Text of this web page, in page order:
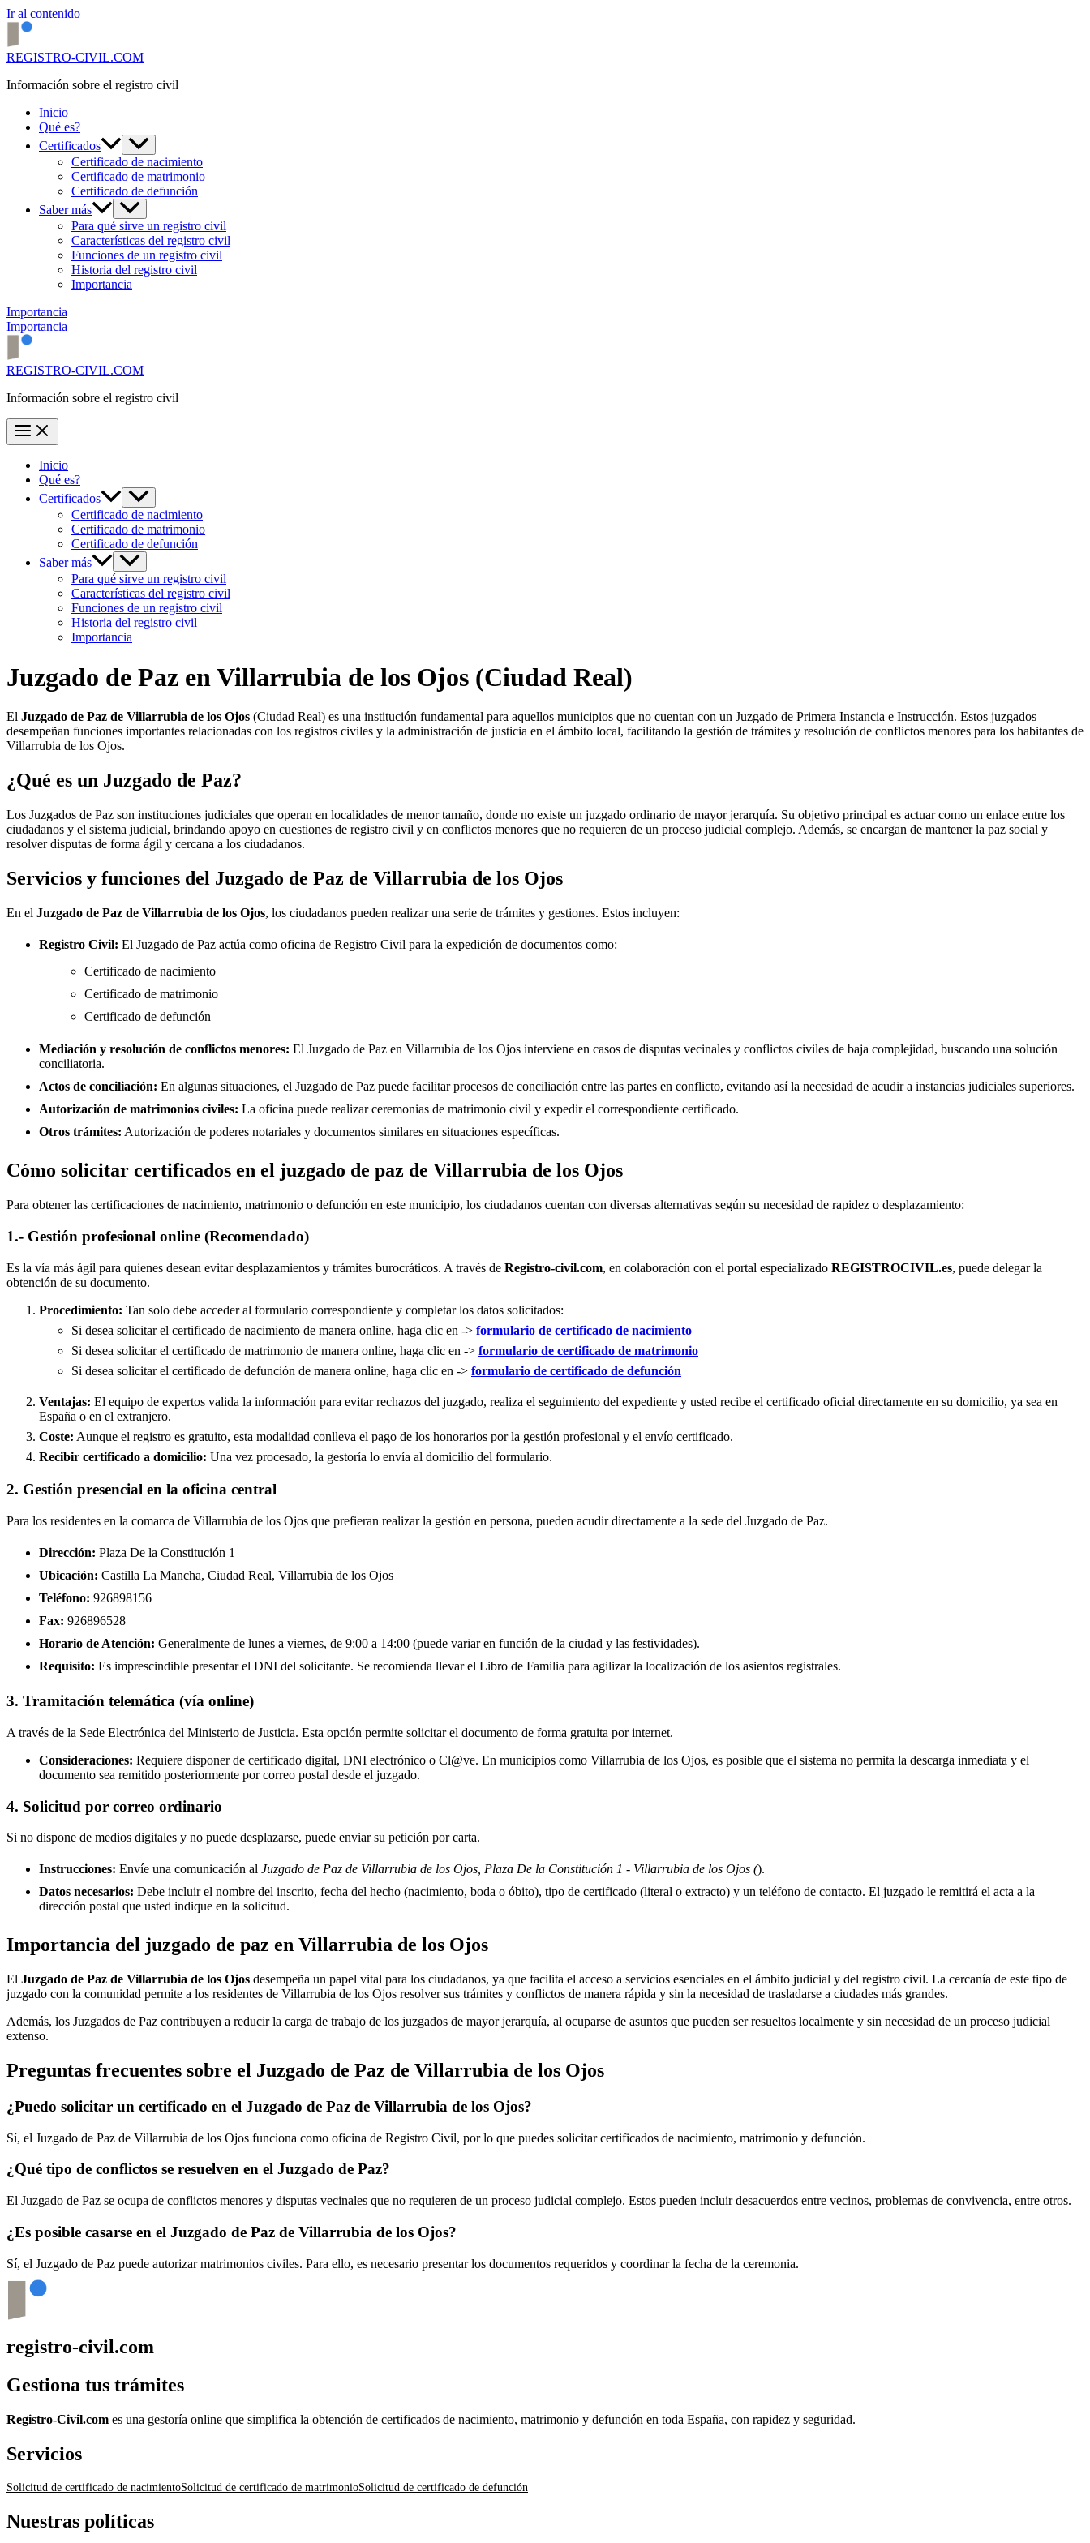
Ir al contenido
REGISTRO-CIVIL.COM
Información sobre el registro civil
Inicio
Qué es?
Certificados
Certificado de nacimiento
Certificado de matrimonio
Certificado de defunción
Saber más
Para qué sirve un registro civil
Características del registro civil
Funciones de un registro civil
Historia del registro civil
Importancia
Importancia
Importancia
REGISTRO-CIVIL.COM
Información sobre el registro civil
Inicio
Qué es?
Certificados
Certificado de nacimiento
Certificado de matrimonio
Certificado de defunción
Saber más
Para qué sirve un registro civil
Características del registro civil
Funciones de un registro civil
Historia del registro civil
Importancia
Juzgado de Paz en Villarrubia de los Ojos (Ciudad Real)
El Juzgado de Paz de Villarrubia de los Ojos (Ciudad Real) es una institución fundamental para aquellos municipios que no cuentan con un Juzgado de Primera Instancia e Instrucción. Estos juzgados
desempeñan funciones importantes relacionadas con los registros civiles y la administración de justicia en el ámbito local, facilitando la gestión de trámites y resolución de conflictos menores para los habitantes de
Villarrubia de los Ojos.
¿Qué es un Juzgado de Paz?
Los Juzgados de Paz son instituciones judiciales que operan en localidades de menor tamaño, donde no existe un juzgado ordinario de mayor jerarquía. Su objetivo principal es actuar como un enlace entre los
ciudadanos y el sistema judicial, brindando apoyo en cuestiones de registro civil y en conflictos menores que no requieren de un proceso judicial complejo. Además, se encargan de mantener la paz social y
resolver disputas de forma ágil y cercana a los ciudadanos.
Servicios y funciones del Juzgado de Paz de Villarrubia de los Ojos
En el Juzgado de Paz de Villarrubia de los Ojos, los ciudadanos pueden realizar una serie de trámites y gestiones. Estos incluyen:
Registro Civil: El Juzgado de Paz actúa como oficina de Registro Civil para la expedición de documentos como:
Certificado de nacimiento
Certificado de matrimonio
Certificado de defunción
Mediación y resolución de conflictos menores: El Juzgado de Paz en Villarrubia de los Ojos interviene en casos de disputas vecinales y conflictos civiles de baja complejidad, buscando una solución
conciliatoria.
Actos de conciliación: En algunas situaciones, el Juzgado de Paz puede facilitar procesos de conciliación entre las partes en conflicto, evitando así la necesidad de acudir a instancias judiciales superiores.
Autorización de matrimonios civiles: La oficina puede realizar ceremonias de matrimonio civil y expedir el correspondiente certificado.
Otros trámites: Autorización de poderes notariales y documentos similares en situaciones específicas.
Cómo solicitar certificados en el juzgado de paz de Villarrubia de los Ojos
Para obtener las certificaciones de nacimiento, matrimonio o defunción en este municipio, los ciudadanos cuentan con diversas alternativas según su necesidad de rapidez o desplazamiento:
1.- Gestión profesional online (Recomendado)
Es la vía más ágil para quienes desean evitar desplazamientos y trámites burocráticos. A través de Registro-civil.com, en colaboración con el portal especializado REGISTROCIVIL.es, puede delegar la
obtención de su documento.
Procedimiento: Tan solo debe acceder al formulario correspondiente y completar los datos solicitados:
Si desea solicitar el certificado de nacimiento de manera online, haga clic en -> formulario de certificado de nacimiento
Si desea solicitar el certificado de matrimonio de manera online, haga clic en -> formulario de certificado de matrimonio
Si desea solicitar el certificado de defunción de manera online, haga clic en -> formulario de certificado de defunción
Ventajas: El equipo de expertos valida la información para evitar rechazos del juzgado, realiza el seguimiento del expediente y usted recibe el certificado oficial directamente en su domicilio, ya sea en
España o en el extranjero.
Coste: Aunque el registro es gratuito, esta modalidad conlleva el pago de los honorarios por la gestión profesional y el envío certificado.
Recibir certificado a domicilio: Una vez procesado, la gestoría lo envía al domicilio del formulario.
2. Gestión presencial en la oficina central
Para los residentes en la comarca de Villarrubia de los Ojos que prefieran realizar la gestión en persona, pueden acudir directamente a la sede del Juzgado de Paz.
Dirección: Plaza De la Constitución 1
Ubicación: Castilla La Mancha, Ciudad Real, Villarrubia de los Ojos
Teléfono: 926898156
Fax: 926896528
Horario de Atención: Generalmente de lunes a viernes, de 9:00 a 14:00 (puede variar en función de la ciudad y las festividades).
Requisito: Es imprescindible presentar el DNI del solicitante. Se recomienda llevar el Libro de Familia para agilizar la localización de los asientos registrales.
3. Tramitación telemática (vía online)
A través de la Sede Electrónica del Ministerio de Justicia. Esta opción permite solicitar el documento de forma gratuita por internet.
Consideraciones: Requiere disponer de certificado digital, DNI electrónico o Cl@ve. En municipios como Villarrubia de los Ojos, es posible que el sistema no permita la descarga inmediata y el
documento sea remitido posteriormente por correo postal desde el juzgado.
4. Solicitud por correo ordinario
Si no dispone de medios digitales y no puede desplazarse, puede enviar su petición por carta.
Instrucciones: Envíe una comunicación al Juzgado de Paz de Villarrubia de los Ojos, Plaza De la Constitución 1 - Villarrubia de los Ojos ().
Datos necesarios: Debe incluir el nombre del inscrito, fecha del hecho (nacimiento, boda o óbito), tipo de certificado (literal o extracto) y un teléfono de contacto. El juzgado le remitirá el acta a la
dirección postal que usted indique en la solicitud.
Importancia del juzgado de paz en Villarrubia de los Ojos
El Juzgado de Paz de Villarrubia de los Ojos desempeña un papel vital para los ciudadanos, ya que facilita el acceso a servicios esenciales en el ámbito judicial y del registro civil. La cercanía de este tipo de
juzgado con la comunidad permite a los residentes de Villarrubia de los Ojos resolver sus trámites y conflictos de manera rápida y sin la necesidad de trasladarse a ciudades más grandes.
Además, los Juzgados de Paz contribuyen a reducir la carga de trabajo de los juzgados de mayor jerarquía, al ocuparse de asuntos que pueden ser resueltos localmente y sin necesidad de un proceso judicial
extenso.
Preguntas frecuentes sobre el Juzgado de Paz de Villarrubia de los Ojos
¿Puedo solicitar un certificado en el Juzgado de Paz de Villarrubia de los Ojos?
Sí, el Juzgado de Paz de Villarrubia de los Ojos funciona como oficina de Registro Civil, por lo que puedes solicitar certificados de nacimiento, matrimonio y defunción.
¿Qué tipo de conflictos se resuelven en el Juzgado de Paz?
El Juzgado de Paz se ocupa de conflictos menores y disputas vecinales que no requieren de un proceso judicial complejo. Estos pueden incluir desacuerdos entre vecinos, problemas de convivencia, entre otros.
¿Es posible casarse en el Juzgado de Paz de Villarrubia de los Ojos?
Sí, el Juzgado de Paz puede autorizar matrimonios civiles. Para ello, es necesario presentar los documentos requeridos y coordinar la fecha de la ceremonia.
registro-civil.com
Gestiona tus trámites
Registro-Civil.com es una gestoría online que simplifica la obtención de certificados de nacimiento, matrimonio y defunción en toda España, con rapidez y seguridad.
Servicios
Solicitud de certificado de nacimientoSolicitud de certificado de matrimonioSolicitud de certificado de defunción
Nuestras políticas